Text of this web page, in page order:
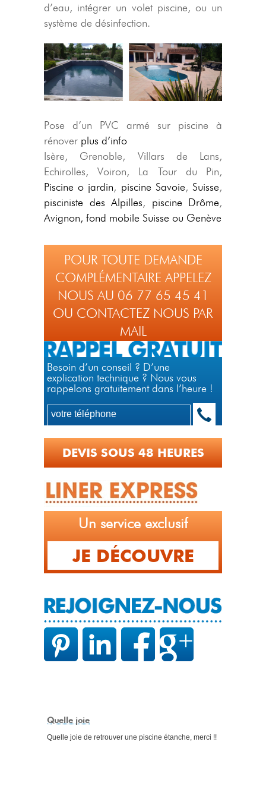
d’eau, intégrer un volet piscine, ou un
système de désinfection.
Pose d’un PVC armé sur piscine à
rénover plus d’info
Isère, Grenoble, Villars de Lans,
Echirolles, Voiron, La Tour du Pin,
Piscine o jardin, piscine Savoie,Suisse,
pisciniste des Alpilles, piscine Drôme,
Avignon, fond mobile Suisse ou Genève
POUR TOUTE DEMANDE
COMPLÉMENTAIRE APPELEZ
NOUS AU 06 77 65 45 41
OU CONTACTEZ NOUS PAR
MAIL
Besoin d’un conseil ? D’une
explication technique ? Nous vous
rappelons gratuitement dans l’heure !
DEVIS SOUS 48 HEURES
Un service exclusif
JE DÉCOUVRE
Quelle joie
Quelle joie de retrouver une piscine étanche, merci !!